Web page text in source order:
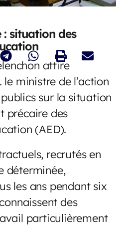
: situation des
attire
le ministre de l’action
sur la situation
précaire des
(AED).
recrutés en
déterminée,
les ans pendant six
des
particulièrement